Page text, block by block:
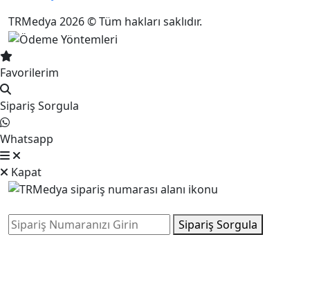
TRMedya 2026 © Tüm hakları saklıdır.
Favorilerim
Sipariş Sorgula
Whatsapp
Kapat
Sipariş Sorgula